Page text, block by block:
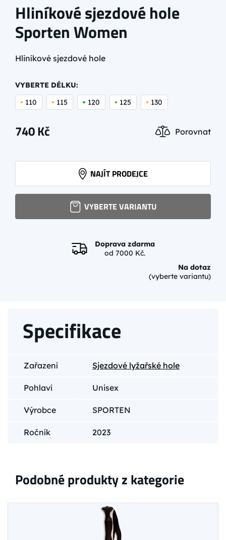
Hliníkové sjezdové hole
Sporten Women
Hliníkové sjezdové hole
VYBERTE DÉLKU:
110
115 120 125 130
740Kč Porovnat
NAJÍT PRODEJCE
VYBERTE VARIANTU
Doprava zdarma
od 7000 Kč.
Na dotaz
(vyberte variantu)
Specifikace
Zařazení Sjezdové lyžařské hole
Pohlaví Unisex
Výrobce SPORTEN
Ročník 2023
Podobné produkty z kategorie